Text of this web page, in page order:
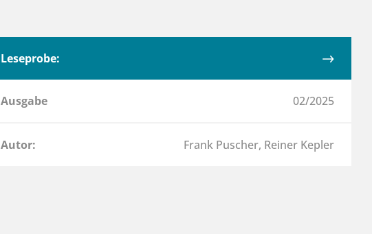
Leseprobe:
Ausgabe 02/2025
Autor: Frank Puscher, Reiner Kepler